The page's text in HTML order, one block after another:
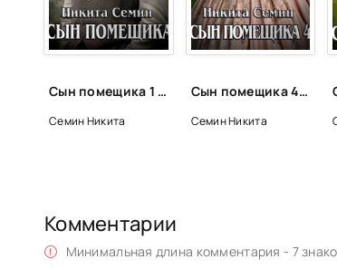
Сын помещика 1 - Никита Семин
Семин Никита
Сын помещика 4 - Никита Семин
Семин Никита
Комментарии
Минимальная длина комментария - 7